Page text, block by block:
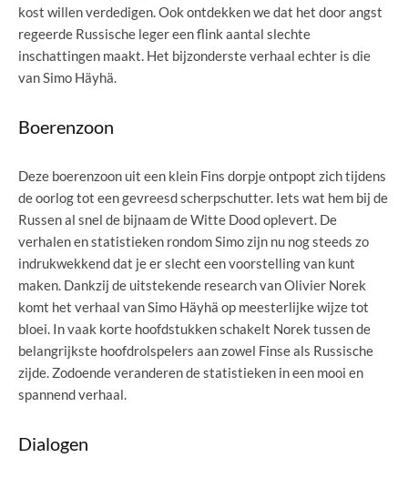
kost willen verdedigen. Ook ontdekken we dat het door angst
regeerde Russische leger een flink aantal slechte
inschattingen maakt. Het bijzonderste verhaal echter is die
van Simo Häyhä.
Boerenzoon
Deze boerenzoon uit een klein Fins dorpje ontpopt zich tijdens
de oorlog tot een gevreesd scherpschutter. Iets wat hem bij de
Russen al snel de bijnaam de Witte Dood oplevert. De
verhalen en statistieken rondom Simo zijn nu nog steeds zo
indrukwekkend dat je er slecht een voorstelling van kunt
maken. Dankzij de uitstekende research van Olivier Norek
komt het verhaal van Simo Häyhä op meesterlijke wijze tot
bloei. In vaak korte hoofdstukken schakelt Norek tussen de
belangrijkste hoofdrolspelers aan zowel Finse als Russische
zijde. Zodoende veranderen de statistieken in een mooi en
spannend verhaal.
Dialogen